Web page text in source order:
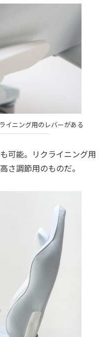
イニング用のレバーがある
可能。リクライニング用
さ調節用のものだ。